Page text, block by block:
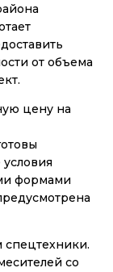
от объема
цену на
формами
спецтехники.
со